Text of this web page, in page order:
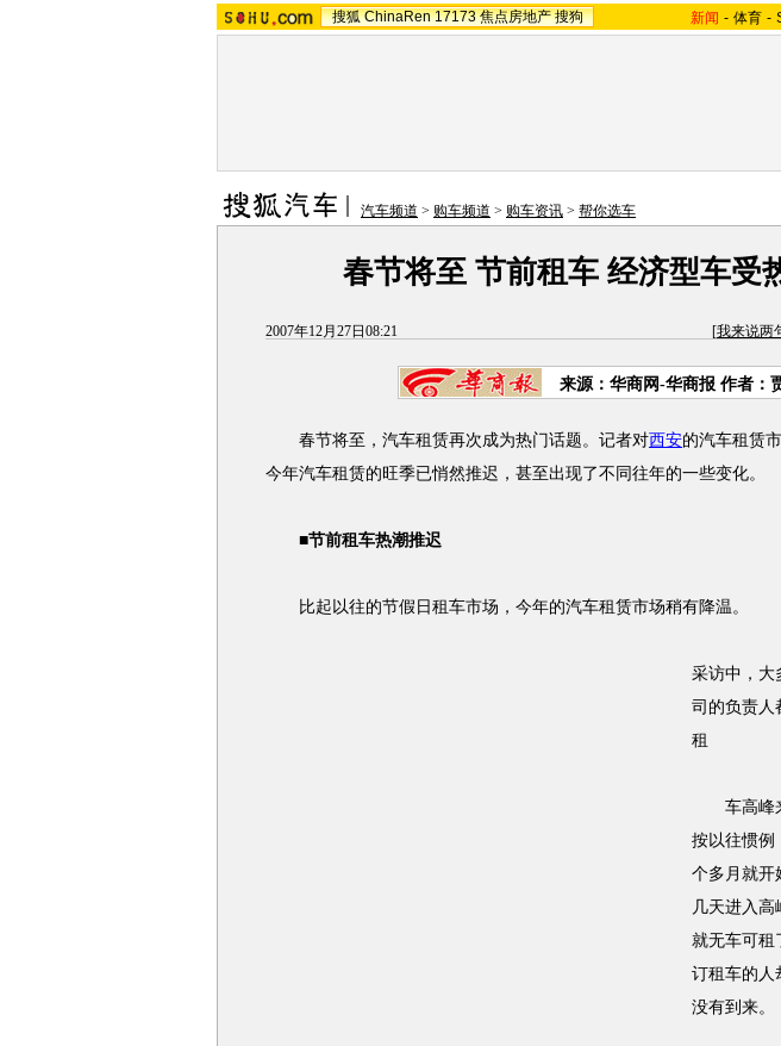
搜狐 ChinaRen 17173 焦点房地产 搜狗 新闻 - 体育 -
汽车频道 > 购车频道 > 购车资讯 > 帮你选车
春节将至 节前租车 经济型车受
2007年12月27日08:21 [我来说两
来源：华商网-华商报 作者：
春节将至，汽车租赁再次成为热门话题。记者对西安的汽车租赁
今年汽车租赁的旺季已悄然推迟，甚至出现了不同往年的一些变化。
■节前租车热潮推迟
比起以往的节假日租车市场，今年的汽车租赁市场稍有降温。
采访中，大
司的负责人
租
车高峰来
按以往惯例
个多月就开
几天进入高
就无车可租
订租车的人
没有到来。